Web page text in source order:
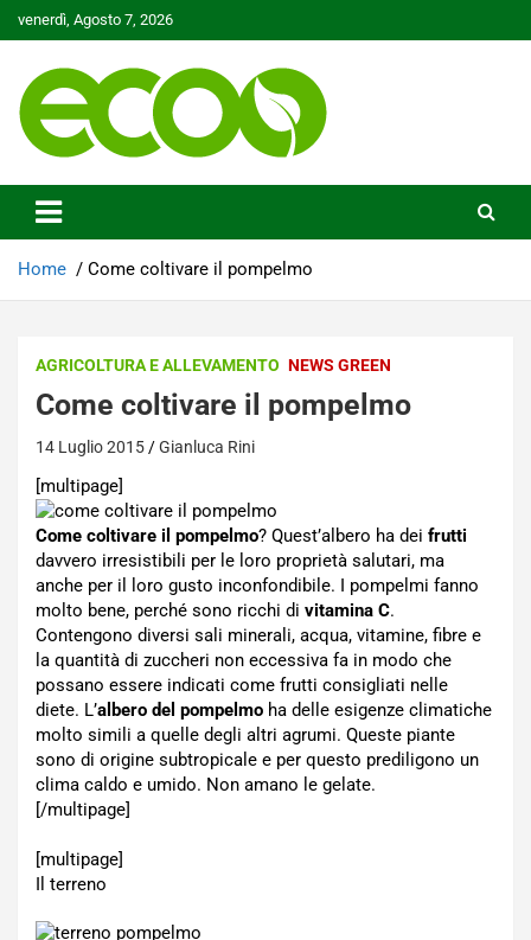
to
venerdì, Agosto 7, 2026
Ecoo.it
Home Come coltivare il pompelmo
AGRICOLTURA E ALLEVAMENTO NEWS GREEN
Come coltivare il pompelmo
14 Luglio 2015 Gianluca Rini
[multipage]
Come coltivare il pompelmo? Quest’albero ha dei frutti
davvero irresistibili per le loro proprietà salutari, ma
anche per il loro gusto inconfondibile. I pompelmi fanno
molto bene, perché sono ricchi di vitamina C.
Contengono diversi sali minerali, acqua, vitamine, fibre e
la quantità di zuccheri non eccessiva fa in modo che
possano essere indicati come frutti consigliati nelle
diete. L’albero del pompelmo ha delle esigenze climatiche
molto simili a quelle degli altri agrumi. Queste piante
sono di origine subtropicale e per questo prediligono un
clima caldo e umido. Non amano le gelate.
[/multipage]
[multipage]
Il terreno